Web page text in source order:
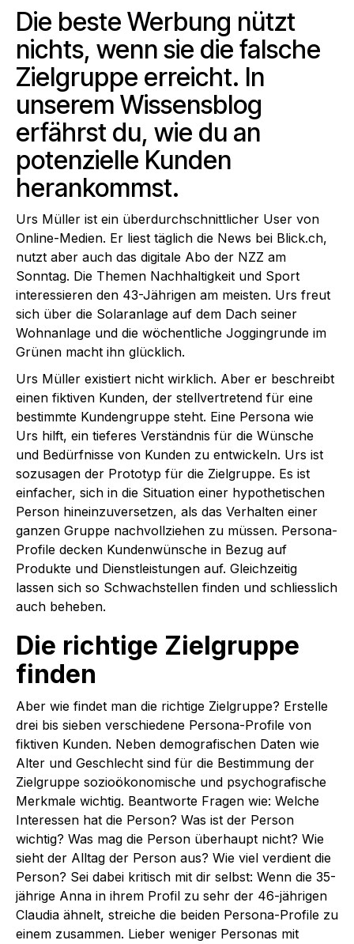
Die beste Werbung nützt
nichts, wenn sie die falsche
Zielgruppe erreicht. In
unserem Wissensblog
erfährst du, wie du an
potenzielle Kunden
herankommst.
Urs Müller ist ein überdurchschnittlicher User von
Online-Medien. Er liest täglich die News bei Blick.ch,
nutzt aber auch das digitale Abo der NZZ am
Sonntag. Die Themen Nachhaltigkeit und Sport
interessieren den 43-Jährigen am meisten. Urs freut
sich über die Solaranlage auf dem Dach seiner
Wohnanlage und die wöchentliche Joggingrunde im
Grünen macht ihn glücklich.
Urs Müller existiert nicht wirklich. Aber er beschreibt
einen fiktiven Kunden, der stellvertretend für eine
bestimmte Kundengruppe steht. Eine Persona wie
Urs hilft, ein tieferes Verständnis für die Wünsche
und Bedürfnisse von Kunden zu entwickeln. Urs ist
sozusagen der Prototyp für die Zielgruppe. Es ist
einfacher, sich in die Situation einer hypothetischen
Person hineinzuversetzen, als das Verhalten einer
ganzen Gruppe nachvollziehen zu müssen. Persona-
Profile decken Kundenwünsche in Bezug auf
Produkte und Dienstleistungen auf. Gleichzeitig
lassen sich so Schwachstellen finden und schliesslich
auch beheben.
Die richtige Zielgruppe
finden
Aber wie findet man die richtige Zielgruppe? Erstelle
drei bis sieben verschiedene Persona-Profile von
fiktiven Kunden. Neben demografischen Daten wie
Alter und Geschlecht sind für die Bestimmung der
Zielgruppe sozioökonomische und psychografische
Merkmale wichtig. Beantworte Fragen wie: Welche
Interessen hat die Person? Was ist der Person
wichtig? Was mag die Person überhaupt nicht? Wie
sieht der Alltag der Person aus? Wie viel verdient die
Person? Sei dabei kritisch mit dir selbst: Wenn die 35-
jährige Anna in ihrem Profil zu sehr der 46-jährigen
Claudia ähnelt, streiche die beiden Persona-Profile zu
einem zusammen. Lieber weniger Personas mit